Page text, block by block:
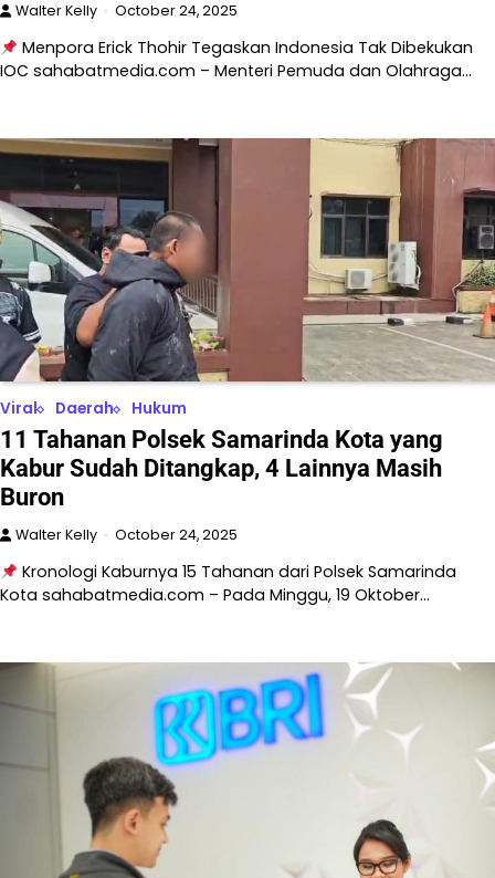
Walter Kelly October 24, 2025
Menpora Erick Thohir Tegaskan Indonesia Tak Dibekukan
IOC sahabatmedia.com – Menteri Pemuda dan Olahraga…
Viral Daerah Hukum
11 Tahanan Polsek Samarinda Kota yang
Kabur Sudah Ditangkap, 4 Lainnya Masih
Buron
Walter Kelly October 24, 2025
Kronologi Kaburnya 15 Tahanan dari Polsek Samarinda
Kota sahabatmedia.com – Pada Minggu, 19 Oktober…